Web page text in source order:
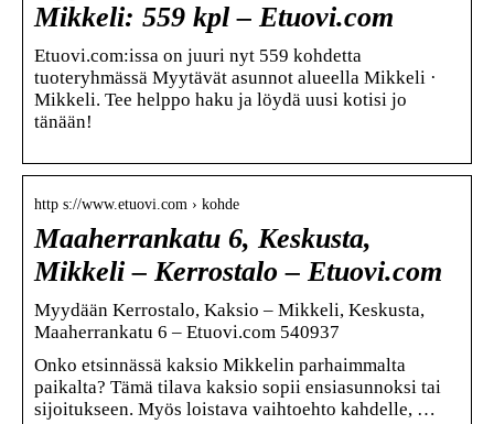
Mikkeli: 559 kpl – Etuovi.com
Etuovi.com:issa on juuri nyt 559 kohdetta
tuoteryhmässä Myytävät asunnot alueella Mikkeli ·
Mikkeli. Tee helppo haku ja löydä uusi kotisi jo
tänään!
http s://www.etuovi.com › kohde
Maaherrankatu 6, Keskusta,
Mikkeli – Kerrostalo – Etuovi.com
Myydään Kerrostalo, Kaksio – Mikkeli, Keskusta,
Maaherrankatu 6 – Etuovi.com 540937
Onko etsinnässä kaksio Mikkelin parhaimmalta
paikalta? Tämä tilava kaksio sopii ensiasunnoksi tai
sijoitukseen. Myös loistava vaihtoehto kahdelle, …